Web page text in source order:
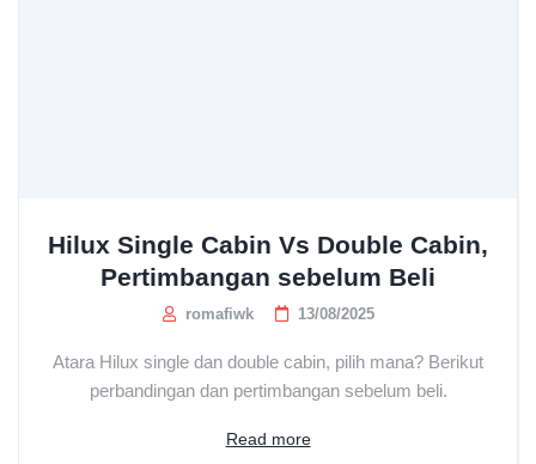
Hilux Single Cabin Vs Double Cabin,
Pertimbangan sebelum Beli
romafiwk 13/08/2025
Atara Hilux single dan double cabin, pilih mana? Berikut
perbandingan dan pertimbangan sebelum beli.
Read more